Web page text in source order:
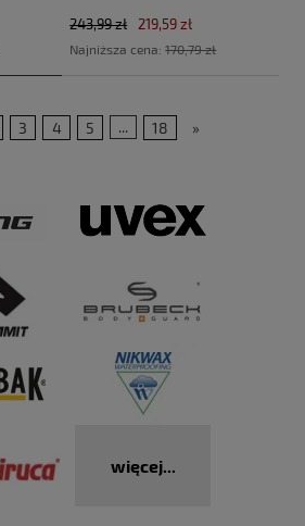
219,59 zł
243,99 zł
Najniższa cena:170,79 zł
3 4 5 ... 18 »
więcej...